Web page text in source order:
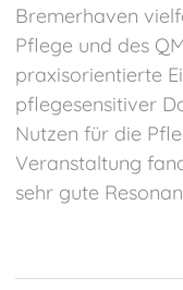
Bremerhaven
Pflege und des
praxisorientierte
pflegesensitiver
Nutzen für die
Veranstaltung
sehr gute